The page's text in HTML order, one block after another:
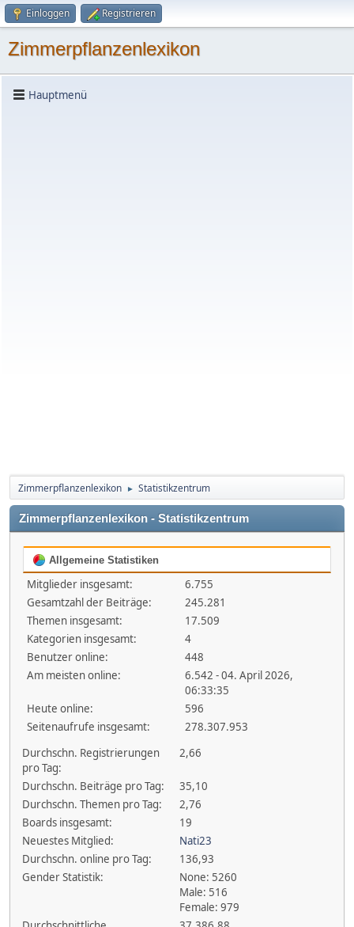
Einloggen Registrieren
Zimmerpflanzenlexikon
Hauptmenü
Zimmerpflanzenlexikon ► Statistikzentrum
Zimmerpflanzenlexikon - Statistikzentrum
Allgemeine Statistiken
Mitglieder insgesamt:
6.755
Gesamtzahl der Beiträge:
245.281
Themen insgesamt:
17.509
Kategorien insgesamt:
4
Benutzer online:
448
Am meisten online:
6.542 - 04. April 2026,
06:33:35
Heute online:
596
Seitenaufrufe insgesamt:
278.307.953
Durchschn. Registrierungen
pro Tag:
2,66
Durchschn. Beiträge pro Tag:
35,10
Durchschn. Themen pro Tag:
2,76
Boards insgesamt:
19
Neuestes Mitglied:
Nati23
Durchschn. online pro Tag:
136,93
Gender Statistik:
None: 5260
Male: 516
Female: 979